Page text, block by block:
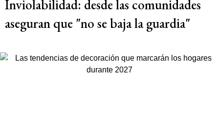
Inviolabilidad: desde las comunidades
aseguran que "no se baja la guardia"